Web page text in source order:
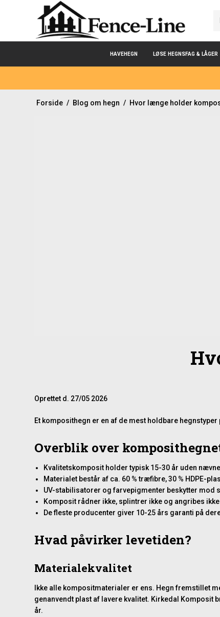
HAVEHEGN LØSE HEGNSFAG & LÅGER
Forside / Blog om hegn / Hvor længe holder
Oprettet d. 27/05 2026
Et komposithegn er en af de mest holdbare
Overblik over
Kvalitetskomposit holder typisk 15-30 år uden
Materialet består af ca. 60 % træfibre, 30 % HDPE-
UV-stabilisatorer og farvepigmenter beskytter mod
Komposit rådner ikke, splintrer ikke og angribes
De fleste producenter giver 10-25 års garanti på
Hvad påvirker levetiden?
Materialekvalitet
Ikke alle kompositmaterialer er ens. Hegn fremstillet
genanvendt plast af lavere kvalitet. Kirkedal Komposit
år.